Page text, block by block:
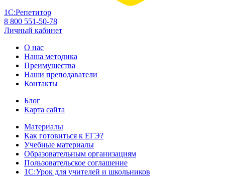
1С:Репетитор
8 800 551-50-78
Личный кабинет
О нас
Наша методика
Преимущества
Наши преподаватели
Контакты
Блог
Карта сайта
Материалы
Как готовиться к ЕГЭ?
Учебные материалы
Образовательным организациям
Пользовательское соглашение
1С:Урок для учителей и школьников